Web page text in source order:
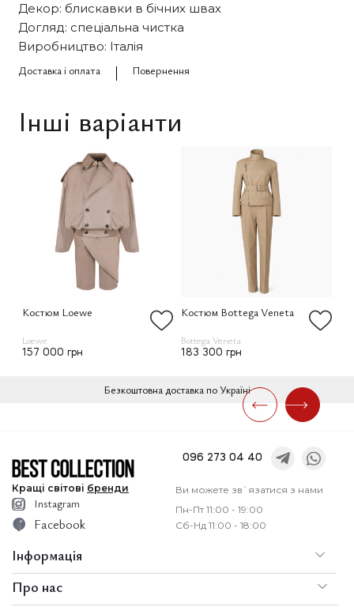
Декор: блискавки в бічних швах
Догляд: спеціальна чистка
Виробництво: Італія
Доставка і оплата
Повернення
Інші варіанти
Костюм Loewe
Loewe
157 000 грн
Костюм Bottega Veneta
Bottega Veneta
183 300 грн
Безкоштовна доставка по Україні
Кращі світові бренди
096 273 04 40
Ви можете зв`язатися з нами
Пн-Пт 11:00 - 19:00
Сб-Нд 11:00 - 18:00
Про нас
Інформація
Instagram
Facebook